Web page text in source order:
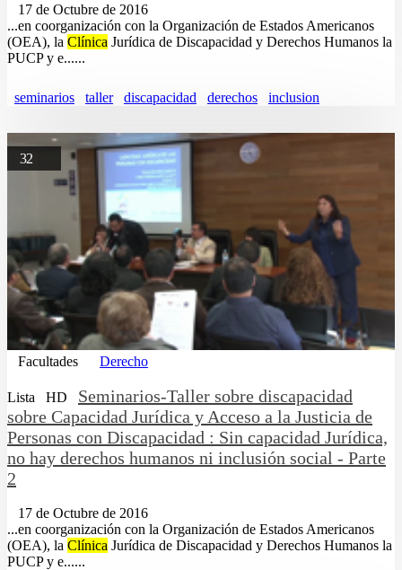
17 de Octubre de 2016
...en coorganización con la Organización de Estados Americanos
(OEA), la Clínica Jurídica de Discapacidad y Derechos Humanos la
PUCP y e......
seminarios taller discapacidad derechos inclusion
32
Facultades Derecho
Lista HD
Seminarios-Taller sobre discapacidad
sobre Capacidad Jurídica y Acceso a la Justicia de
Personas con Discapacidad : Sin capacidad Jurídica,
no hay derechos humanos ni inclusión social - Parte
2
17 de Octubre de 2016
...en coorganización con la Organización de Estados Americanos
(OEA), la Clínica Jurídica de Discapacidad y Derechos Humanos la
PUCP y e......